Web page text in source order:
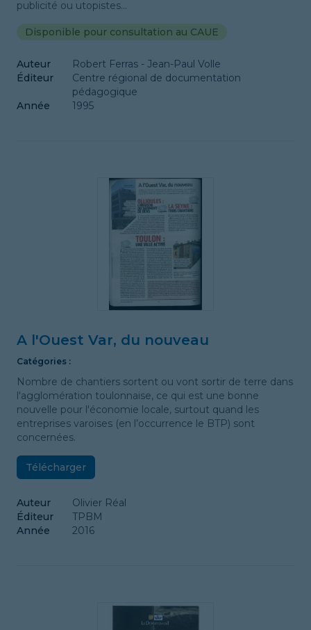
publicité ou utopistes...
Disponible pour consultation au CAUE
Auteur
Robert Ferras - Jean-Paul Volle
Éditeur
Centre régional de documentation
pédagogique
Année
1995
A l'Ouest Var, du nouveau
Catégories :
Nombre de chantiers sortent ou vont sortir de terre dans
l'agglomération toulonnaise, ce qui est une bonne
nouvelle pour l'économie locale, surtout quand les
entreprises varoises (en l’occurrence le BTP) sont
concernées.
Télécharger
Auteur
Olivier Réal
Éditeur
TPBM
Année
2016